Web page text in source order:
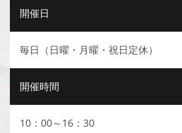
開催日
毎日（日曜・月曜・祝日定休）
開催時間
10：00～16：30